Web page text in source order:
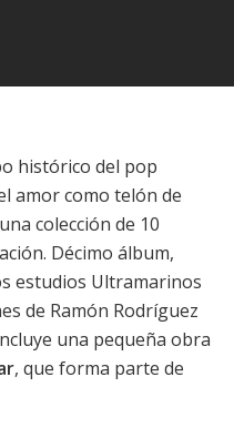
histórico del pop
amor como telón de
colección de 10
Décimo álbum,
estudios Ultramarinos
de Ramón Rodríguez
una pequeña obra
, que forma parte de